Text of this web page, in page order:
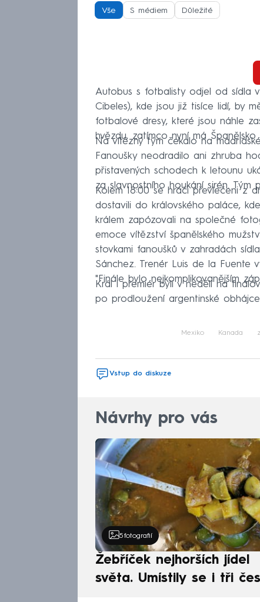
Vše S médiem Důležité
Autobus s fotbalisty odjel od sídla
Cibeles), kde jsou již tisíce lidí, by
fotbalové dresy, které jsou náhle
hvězdu, zatímco nyní má
Na vítězný tým čekalo na
Fanoušky neodradilo ani zhruba
přistavených schodech k letounu
za slavnostního houkání sirén.
Kolem 18:00 se hráči převlečeni z
dostavili do královského paláce,
králem zapózovali na společné
emoce vítězství španělského
stovkami fanoušků v zahradách
Sánchez. Trenér Luis de la Fuente
"Finále bylo nejkomplikovanějším
Král i premiér byli v neděli na
po prodloužení argentinské obhájce
Mexiko Kanada
Vstup do diskuze
Návrhy pro vás
5 fotografií
Žebříček nejhorších jídel
světa. Umístily se i tři